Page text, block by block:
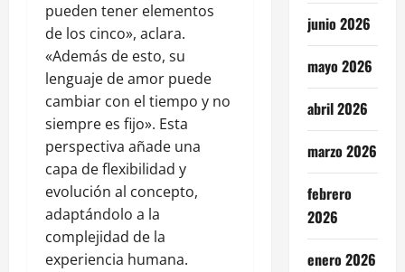
pueden tener elementos
de los cinco», aclara.
«Además de esto, su
lenguaje de amor puede
cambiar con el tiempo y no
siempre es fijo». Esta
perspectiva añade una
capa de flexibilidad y
evolución al concepto,
adaptándolo a la
complejidad de la
experiencia humana.
junio 2026
mayo 2026
abril 2026
marzo 2026
febrero
2026
enero 2026